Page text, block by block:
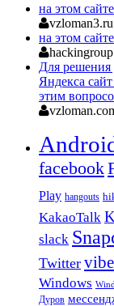
на этом
vzloman3.ru
на этом
Для решения
Яндекса
этим
facebook
Play hangouts
KakaoTalk
slack
Twitter
Windows
Дуров